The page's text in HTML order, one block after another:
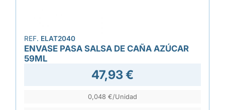
REF. ELAT2040
ENVASE PASA SALSA DE CAÑA AZÚCAR
59ML
47,93 €
0,048 €/Unidad